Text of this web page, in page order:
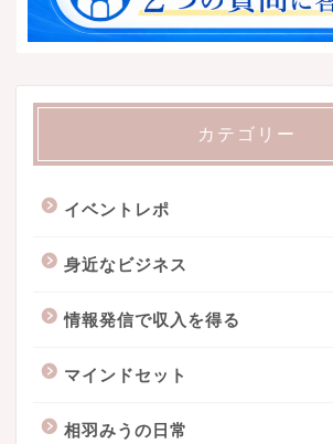
カテゴリー
イベントレポ
身近なビジネス
情報発信で収入を得る
マインドセット
相羽みうの日常